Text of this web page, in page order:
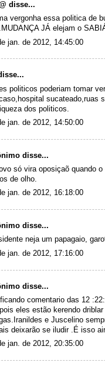
disse...
vergonha essa politica de
JÁ elejam o
jan. de 2012, 14:45:00
politicos poderiam tomar
sucateado,ruas
dos politicos.
jan. de 2012, 14:50:00
disse...
só vira oposiçaõ quando
de olho.
jan. de 2012, 16:18:00
disse...
neja um papagaio,
jan. de 2012, 17:16:00
disse...
comentario das 12
eles estão kerendo
e Juscelino
deixarão se iludir .É isso
jan. de 2012, 20:35:00